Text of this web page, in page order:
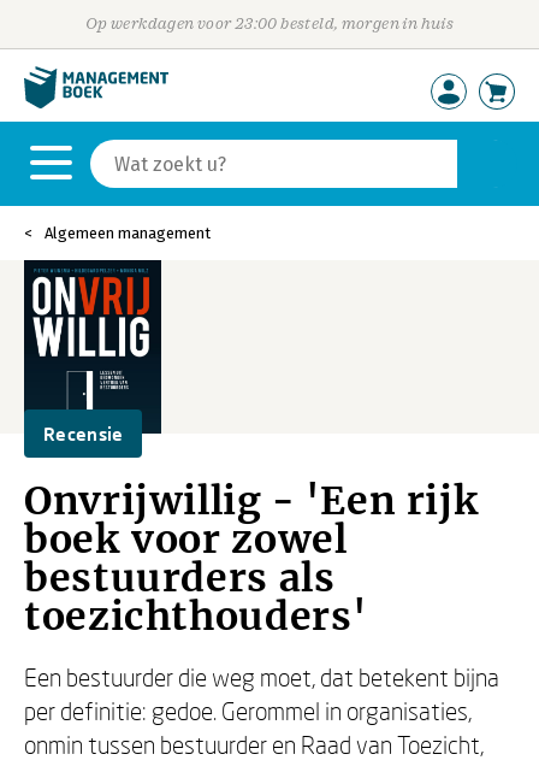
Op werkdagen voor 23:00 besteld, morgen in huis
Algemeen management
Recensie
Onvrijwillig - 'Een rijk
boek voor zowel
bestuurders als
toezichthouders'
Een bestuurder die weg moet, dat betekent bijna
per definitie: gedoe. Gerommel in organisaties,
onmin tussen bestuurder en Raad van Toezicht,